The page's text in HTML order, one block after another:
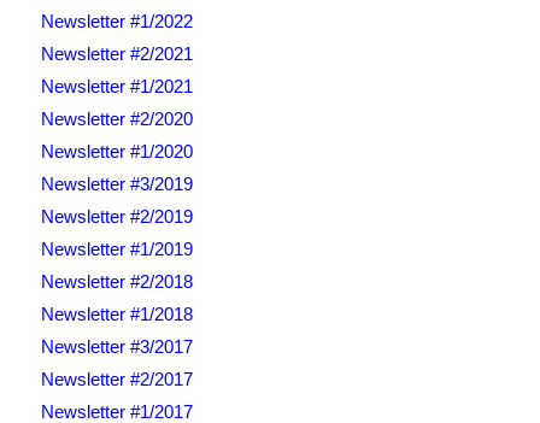
Newsletter #1/2022
Newsletter #2/2021
Newsletter #1/2021
Newsletter #2/2020
Newsletter #1/2020
Newsletter #3/2019
Newsletter #2/2019
Newsletter #1/2019
Newsletter #2/2018
Newsletter #1/2018
Newsletter #3/2017
Newsletter #2/2017
Newsletter #1/2017